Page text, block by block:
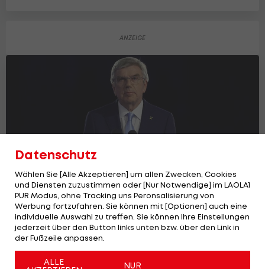
Gastgeberstadt der ersten eSports-
Olympia steht fest
E-Sports
Datenschutz
Wählen Sie [Alle Akzeptieren] um allen Zwecken, Cookies
und Diensten zuzustimmen oder [Nur Notwendige] im LAOLA1
PUR Modus, ohne Tracking uns Peronsalisierung von
Werbung fortzufahren. Sie können mit [Optionen] auch eine
individuelle Auswahl zu treffen. Sie können Ihre Einstellungen
jederzeit über den Button links unten bzw. über den Link in
der Fußzeile anpassen.
ALLE
NUR